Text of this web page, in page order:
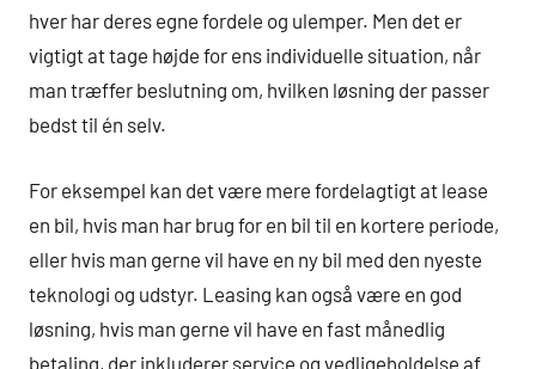
hver har deres egne fordele og ulemper. Men det er
vigtigt at tage højde for ens individuelle situation, når
man træffer beslutning om, hvilken løsning der passer
bedst til én selv.
For eksempel kan det være mere fordelagtigt at lease
en bil, hvis man har brug for en bil til en kortere periode,
eller hvis man gerne vil have en ny bil med den nyeste
teknologi og udstyr. Leasing kan også være en god
løsning, hvis man gerne vil have en fast månedlig
betaling, der inkluderer service og vedligeholdelse af